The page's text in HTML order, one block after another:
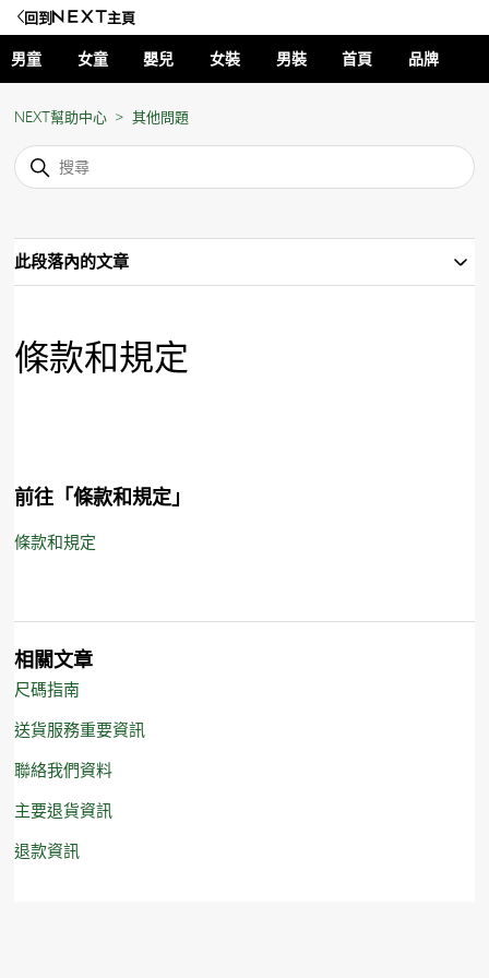
回到 主頁
男童 女童 嬰兒 女裝 男裝 首頁 品牌
NEXT幫助中心 其他問題
此段落內的文章
條款和規定
前往「條款和規定」
條款和規定
相關文章
尺碼指南
送貨服務重要資訊
聯絡我們資料
主要退貨資訊
退款資訊